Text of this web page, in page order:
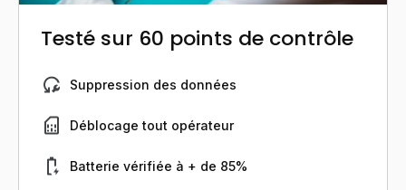
Testé sur 60 points de contrôle
Suppression des données
Déblocage tout opérateur
Batterie vérifiée à + de 85%